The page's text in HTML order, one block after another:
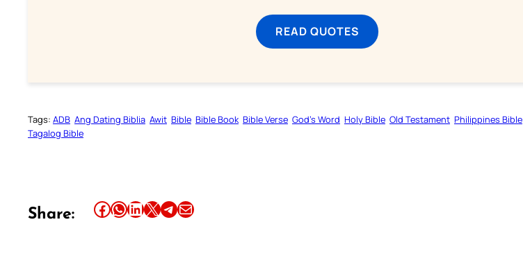
READ QUOTES
Tags: ADB Ang Dating Biblia Awit Bible Bible Book Bible Verse God’s Word Holy Bible Old Testament Philippines Bible
Tagalog Bible
Share: Share this article on Facebook Share this article on WhatsApp Share this article on LinkedIn Share this article on X Share this article on TelegramEmail this Article